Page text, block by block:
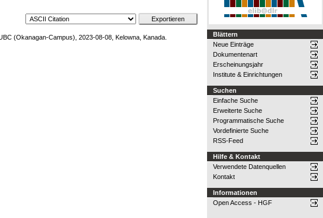
(Okanagan-Campus), 2023-08-08, Kelowna, Kanada.
Blättern
Neue Einträge
Dokumentenart
Erscheinungsjahr
Institute & Einrichtungen
Suchen
Einfache Suche
Erweiterte Suche
Programmatische Suche
Vordefinierte Suche
RSS-Feed
Hilfe & Kontakt
Verwendete Datenquellen
Kontakt
Informationen
Open Access - HGF